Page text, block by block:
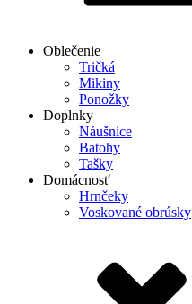
Oblečenie
Tričká
Mikiny
Ponožky
Doplnky
Náušnice
Batohy
Tašky
Domácnosť
Hrnčeky
Voskované obrúsky